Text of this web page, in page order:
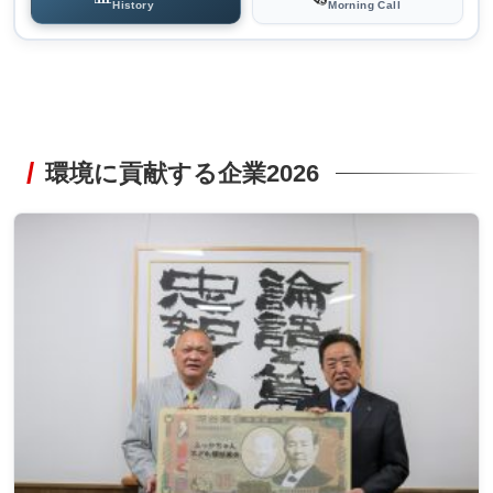
History Morning Call
環境に貢献する企業2026